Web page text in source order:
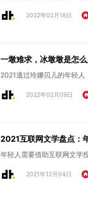
2022年02月18日
一墩难求，冰墩墩是怎
2021逃过玲娜贝儿的年轻人
2022年02月09日
2021互联网文学盘点：
年轻人需要借助互联网文学
2021年12月04日